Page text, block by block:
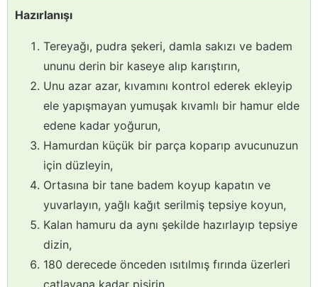
Hazırlanışı
Tereyağı, pudra şekeri, damla sakızı ve badem
ununu derin bir kaseye alıp karıştırın,
Unu azar azar, kıvamını kontrol ederek ekleyip
ele yapışmayan yumuşak kıvamlı bir hamur elde
edene kadar yoğurun,
Hamurdan küçük bir parça koparıp avucunuzun
için düzleyin,
Ortasına bir tane badem koyup kapatın ve
yuvarlayın, yağlı kağıt serilmiş tepsiye koyun,
Kalan hamuru da aynı şekilde hazırlayıp tepsiye
dizin,
180 derecede önceden ısıtılmış fırında üzerleri